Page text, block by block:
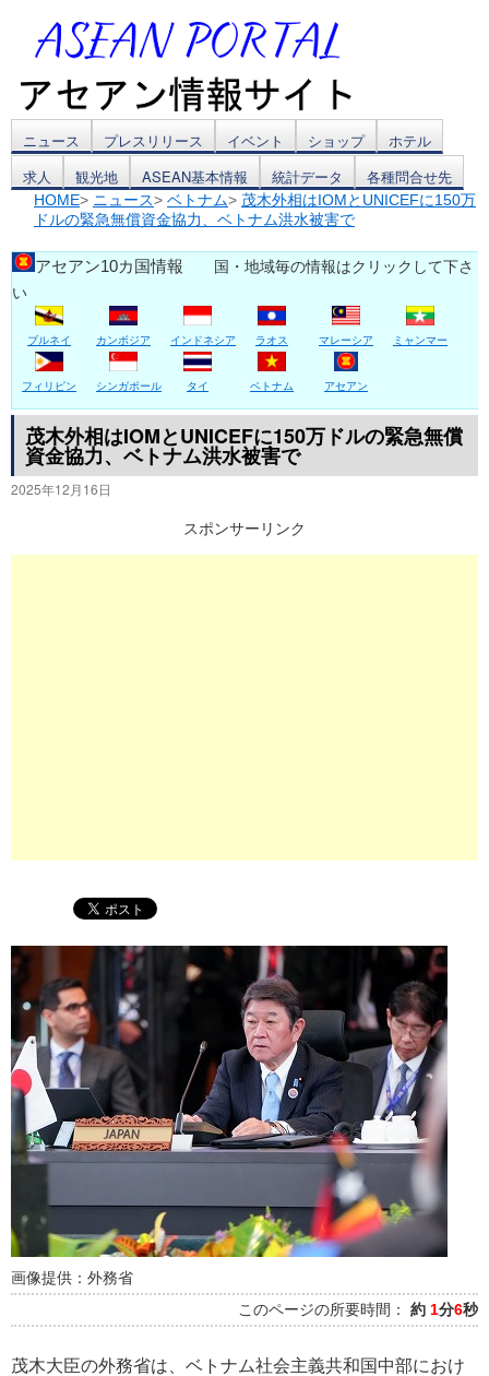
コ
ン
ン
ツ
へ
ス
キ
ッ
ニュース プレスリリース イベント ショップ
ホテル
求人
観光地 ASEAN基本情報 統計データ 各種問合せ先
HOME> ニュース> ベトナム> 茂木外相はIOMとUNICEFに150万
ドルの緊急無償資金協力、ベトナム洪水被害で
アセアン10カ国情報 国・地域毎の情報はクリックして下さ
い
ブルネイ カンボジア インドネシア ラオス マレーシア ミャンマー
フィリピン シンガポール タイ ベトナム アセアン
茂木外相はIOMとUNICEFに150万ドルの緊急無償
資金協力、ベトナム洪水被害で
2025年12月16日
スポンサーリンク
画像提供：外務省
このページの所要時間： 約 1分6秒
茂木大臣の外務省は、ベトナム社会主義共和国中部におけ